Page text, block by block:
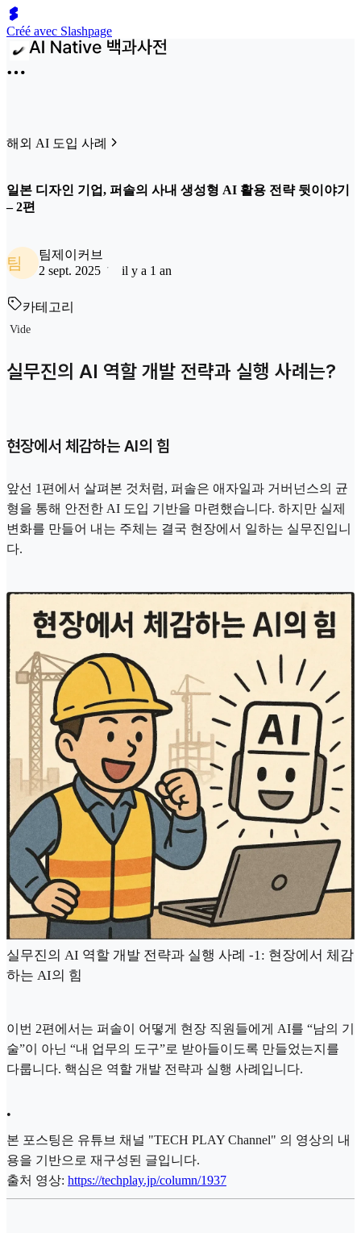
Créé avec Slashpage
해외 AI 도입 사례
일본 디자인 기업, 퍼솔의 사내 생성형 AI 활용 전략 뒷이야기
– 2편
팀
팀제이커브
2 sept. 2025
il y a 1 an
카테고리
Vide
실무진의 AI 역할 개발 전략과 실행 사례는?
현장에서 체감하는 AI의 힘
앞선 1편에서 살펴본 것처럼, 퍼솔은 애자일과 거버넌스의 균
형을 통해 안전한 AI 도입 기반을 마련했습니다. 하지만 실제
변화를 만들어 내는 주체는 결국 현장에서 일하는 실무진입니
다.
실무진의 AI 역할 개발 전략과 실행 사례 -1: 현장에서 체감
하는 AI의 힘
이번 2편에서는 퍼솔이 어떻게 현장 직원들에게 AI를 “남의 기
술”이 아닌 “내 업무의 도구”로 받아들이도록 만들었는지를
다룹니다. 핵심은 역할 개발 전략과 실행 사례입니다.
•
본 포스팅은 유튜브 채널 "TECH PLAY Channel" 의 영상의 내
용을 기반으로 재구성된 글입니다.
출처 영상: https://techplay.jp/column/1937